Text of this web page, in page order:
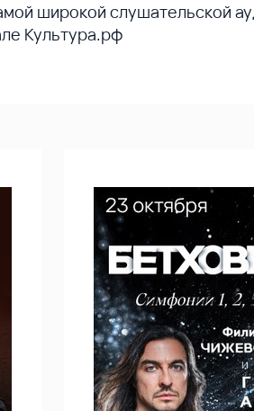
широкой слушательской
Культура.рф